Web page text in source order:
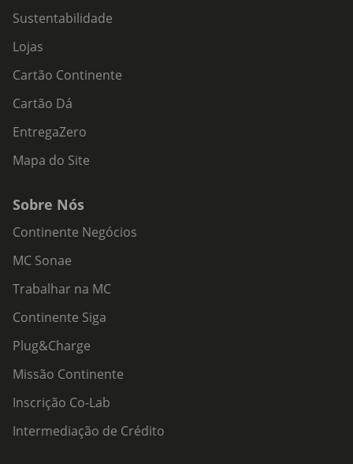
Sustentabilidade
Lojas
Cartão Continente
Cartão Dá
EntregaZero
Mapa do Site
Sobre Nós
Continente Negócios
MC Sonae
Trabalhar na MC
Continente Siga
Plug&Charge
Missão Continente
Inscrição Co-Lab
Intermediação de Crédito